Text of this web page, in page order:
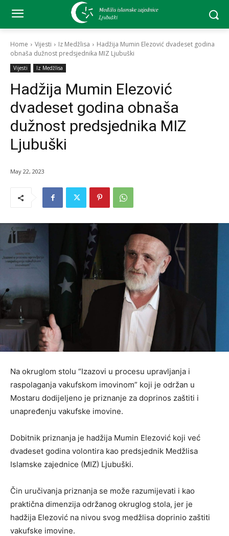
Home Vijesti Iz Medžlisa
Hadžija Mumin Elezović dvadeset godina
obnaša dužnost predsjednika MIZ Ljubuški
Vijesti Iz Medžlisa
Hadžija Mumin Elezović
dvadeset godina obnaša
dužnost predsjednika MIZ
Ljubuški
May 22, 2023
Na okruglom stolu “Izazovi u procesu upravljanja i
raspolaganja vakufskom imovinom” koji je održan u
Mostaru dodijeljeno je priznanje za doprinos zaštiti i
unapređenju vakufske imovine.
Dobitnik priznanja je hadžija Mumin Elezović koji već
dvadeset godina volontira kao predsjednik Medžlisa
Islamske zajednice (MIZ) Ljubuški.
Čin uručivanja priznanja se može razumijevati i kao
praktična dimenzija održanog okruglog stola, jer je
hadžija Elezović na nivou svog medžlisa doprinio zaštiti
vakufske imovine.